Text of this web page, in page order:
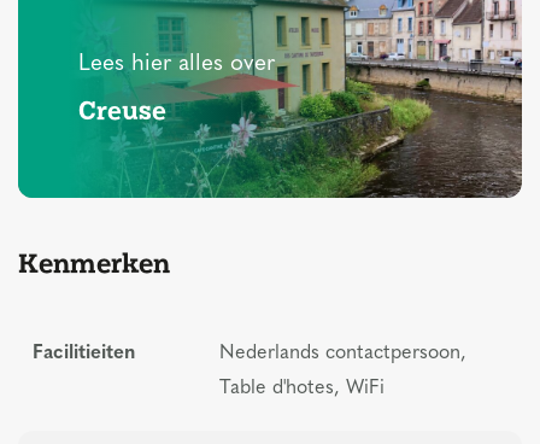
Lees hier alles over
Creuse
Kenmerken
Facilitieiten
Nederlands contactpersoon,
Table d'hotes, WiFi